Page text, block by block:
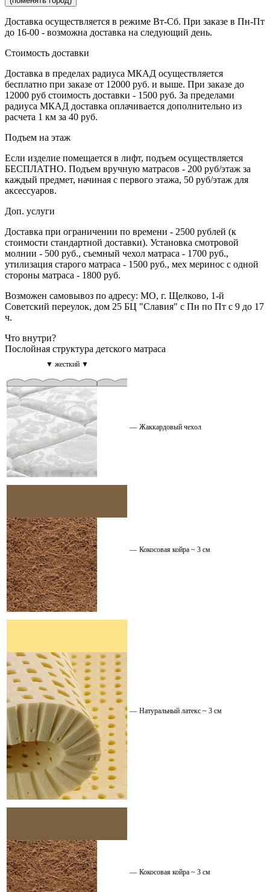
Доставка осуществляется в режиме Вт-Сб. При заказе в Пн-Пт
до 16-00 - возможна доставка на следующий день.
Стоимость доставки
Доставка в пределах радиуса МКАД осуществляется
бесплатно при заказе от 12000 руб. и выше. При заказе до
12000 руб стоимость доставки - 1500 руб. За пределами
радиуса МКАД доставка оплачивается дополнительно из
расчета 1 км за 40 руб.
Подъем на этаж
Если изделие помещается в лифт, подъем осуществляется
БЕСПЛАТНО. Подъем вручную матрасов - 200 руб/этаж за
каждый предмет, начиная с первого этажа, 50 руб/этаж для
аксессуаров.
Доп. услуги
Доставка при ограничении по времени - 2500 рублей (к
стоимости стандартной доставки). Установка смотровой
молнии - 500 руб., съемный чехол матраса - 1700 руб.,
утилизация старого матраса - 1500 руб., мех меринос с одной
стороны матраса - 1800 руб.
Возможен самовывоз по адресу: МО, г. Щелково, 1-й
Советский переулок, дом 25 БЦ "Славия" с Пн по Пт с 9 до 17
ч.
Что внутри?
Послойная структура детского матраса
▼ жесткий ▼
— Жаккардовый чехол
— Кокосовая койра ~ 3 см
— Натуральный латекс ~ 3 см
— Кокосовая койра ~ 3 см